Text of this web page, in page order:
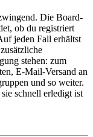
Die Board-
ob du registriert
jeden Fall erhältst
stehen: zum
E-Mail-Versand an
und so weiter.
schnell erledigt ist